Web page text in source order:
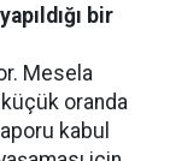
bir
Mesela
oranda
kabul